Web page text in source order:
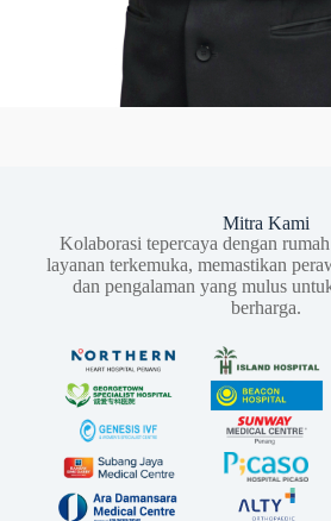
Mitra Kami
Kolaborasi tepercaya dengan
layanan terkemuka, memastikan
dan pengalaman yang mulus
berharga.